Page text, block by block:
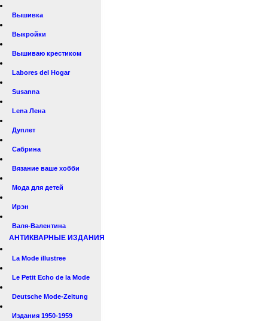
Вышивка
Выкройки
Вышиваю крестиком
Labores del Hogar
Susanna
Lena Лена
Дуплет
Сабрина
Вязание ваше хобби
Мода для детей
Ирэн
Валя-Валентина
АНТИКВАРНЫЕ ИЗДАНИЯ
La Mode illustree
Le Petit Echo de la Mode
Deutsche Mode-Zeitung
Издания 1950-1959